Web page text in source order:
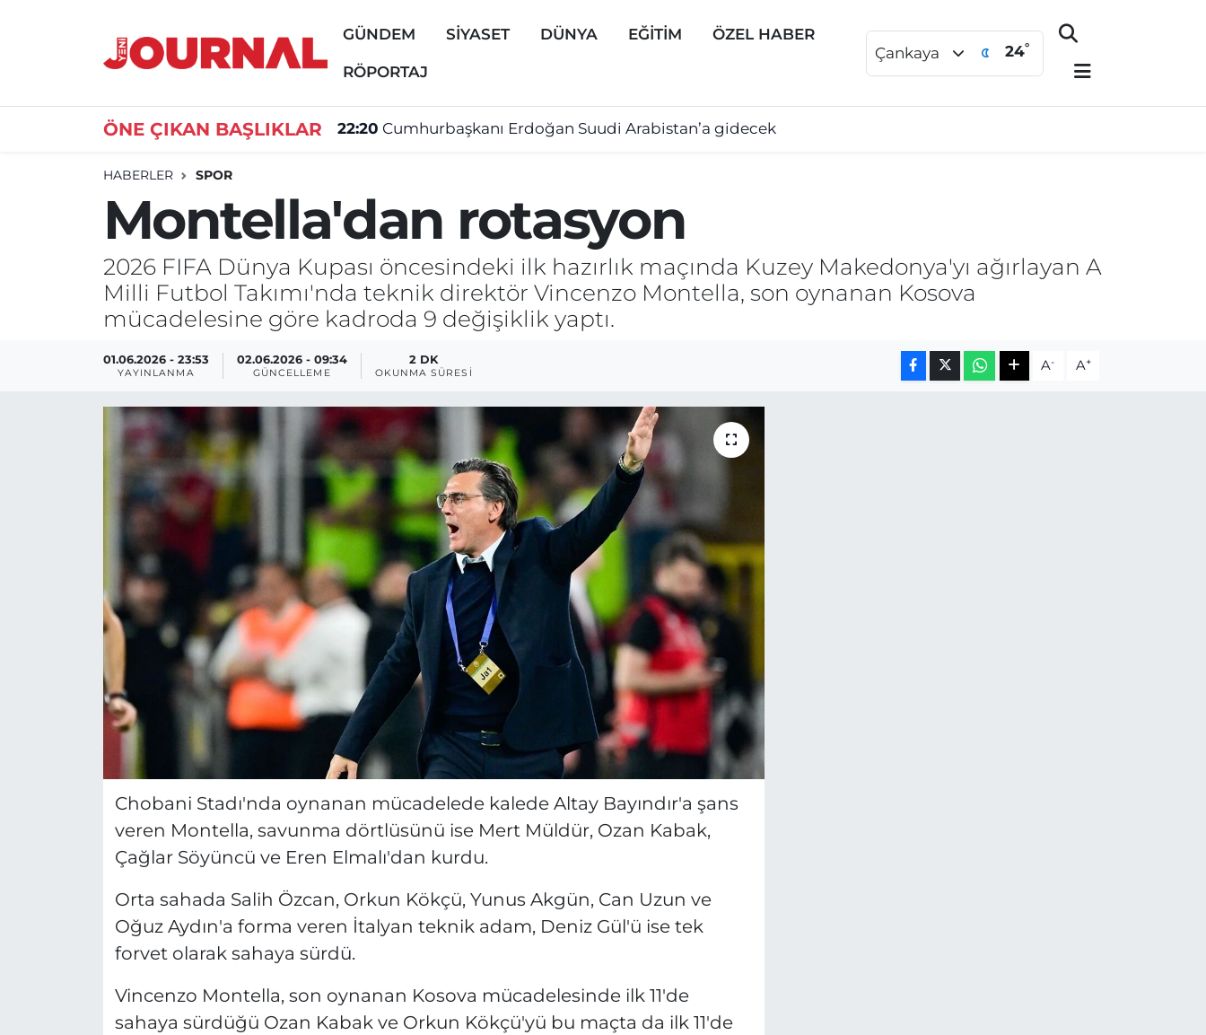
GÜNDEM SİYASET DÜNYA EĞİTİM ÖZEL HABER
RÖPORTAJ
Çankaya 24°
ÖNE ÇIKAN BAŞLIKLAR 22:20 Cumhurbaşkanı Erdoğan Suudi Arabistan’a gidecek
HABERLER SPOR
Montella'dan rotasyon
2026 FIFA Dünya Kupası öncesindeki ilk hazırlık maçında Kuzey Makedonya'yı ağırlayan A
Milli Futbol Takımı'nda teknik direktör Vincenzo Montella, son oynanan Kosova
mücadelesine göre kadroda 9 değişiklik yaptı.
01.06.2026 - 23:53
YAYINLANMA
02.06.2026 - 09:34
GÜNCELLEME
2 DK
OKUNMA SÜRESI A- A+
Chobani Stadı'nda oynanan mücadelede kalede Altay Bayındır'a şans
veren Montella, savunma dörtlüsünü ise Mert Müldür, Ozan Kabak,
Çağlar Söyüncü ve Eren Elmalı'dan kurdu.
Orta sahada Salih Özcan, Orkun Kökçü, Yunus Akgün, Can Uzun ve
Oğuz Aydın'a forma veren İtalyan teknik adam, Deniz Gül'ü ise tek
forvet olarak sahaya sürdü.
Vincenzo Montella, son oynanan Kosova mücadelesinde ilk 11'de
sahaya sürdüğü Ozan Kabak ve Orkun Kökçü'yü bu maçta da ilk 11'de
GÜNDEM
DÜNYA
ÖZEL HABER
Nöbetçi Eczaneler
Süper Lig Puan Durumu ve Fikstür
Son Dakika Haberleri